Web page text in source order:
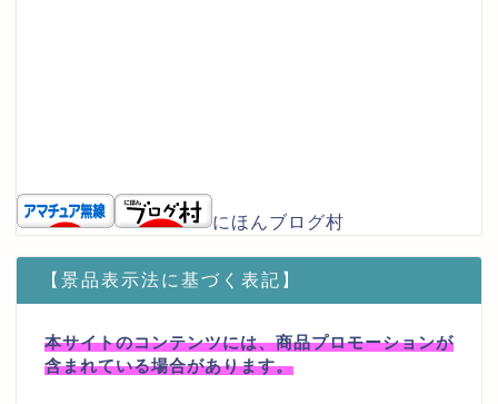
にほんブログ村
【景品表示法に基づく表記】
本サイトのコンテンツには、商品プロモーションが
含まれている場合があります。